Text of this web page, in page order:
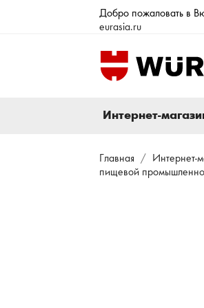
Добро пожаловать в
eurasia.ru
Интернет-
Главная Интернет-
пищевой